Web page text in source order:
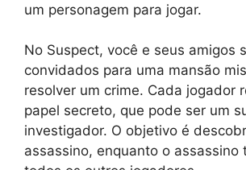
um personagem para jogar.
No Suspect, você e seus amigos
convidados para uma mansão
resolver um crime. Cada jogador
papel secreto, que pode ser um
investigador. O objetivo é
assassino, enquanto o assassino